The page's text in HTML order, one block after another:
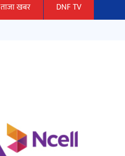
ताजा खबर DNF TV
‘संवेदनाका प्रतिध्वनि’
लोकार्पण